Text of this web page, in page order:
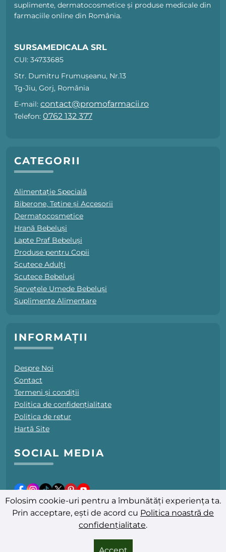
suplimente, dermatocosmetice și produse medicale din
farmaciile online din România.
SURSAMEDICALA SRL
CUI: 34733685
Str. Dumitru Frumușeanu, Nr.13
Tg-Jiu, Gorj, România
E-mail: contact@promofarmacii.ro
Telefon: 0762 132 377
CATEGORII
Alimentație Specială
Biberone, Tetine și Accesorii
Dermatocosmetice
Hrană Bebeluși
Lapte Praf Bebeluși
Produse pentru Copii
Scutece Adulți
Scutece Bebeluși
Șervețele Umede Bebeluși
Suplimente Alimentare
INFORMAȚII
Despre Noi
Contact
Termeni și condiții
Politica de confidențialitate
Politica de retur
Hartă Site
SOCIAL MEDIA
Ultima actualizare: 07.08.2026
© 2025-2026 PromoFarmacii.ro - Toate drepturile rezervate
Folosim cookie-uri pentru a îmbunătăți experiența ta.
Prin acceptare, ești de acord cu Politica noastră de
confidențialitate.